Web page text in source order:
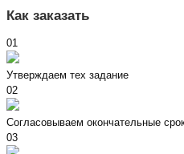
Как заказать
01
Утверждаем тех задание
02
Согласовываем окончательные
03